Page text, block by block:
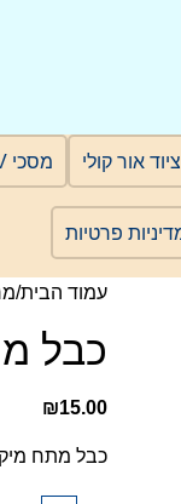
אור קולי מסכי TV ומסכים מקצועיים
פרטיות
עמוד הבית
כבל
₪15.00
כבל מתח מיקי